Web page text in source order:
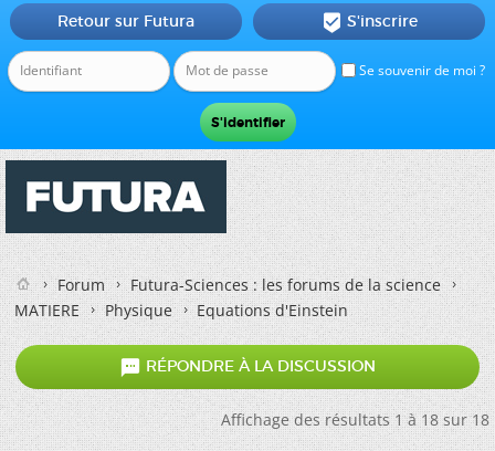
Se souvenir de moi ?
Retour sur Futura  S'inscrire
Forum
Futura-Sciences : les forums de la science
MATIERE
Physique Equations d'Einstein
 RÉPONDRE À LA DISCUSSION
Affichage des résultats 1 à 18 sur 18